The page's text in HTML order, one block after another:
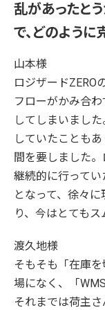
乱があったと
で、どのように
山本様
ロジザードZERO
フローがかみ合
してしまいまし
していたことも
間を要しました
継続的に行って
となって、徐々
り、今はとてもス
渡久地様
そもそも「在庫
場になく、「
それまでは荷主